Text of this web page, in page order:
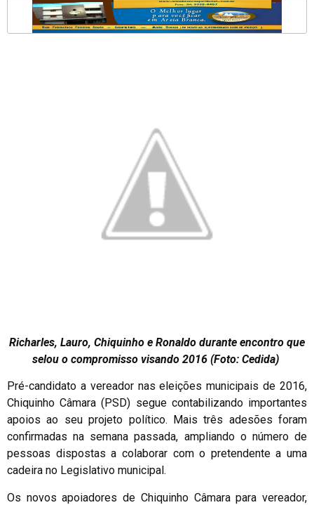
Richarles, Lauro, Chiquinho e Ronaldo durante encontro que
selou o compromisso visando 2016 (Foto: Cedida)
Pré-candidato a vereador nas eleições municipais de 2016,
Chiquinho Câmara (PSD) segue contabilizando importantes
apoios ao seu projeto político. Mais três adesões foram
confirmadas na semana passada, ampliando o número de
pessoas dispostas a colaborar com o pretendente a uma
cadeira no Legislativo municipal.
Os novos apoiadores de Chiquinho Câmara para vereador,